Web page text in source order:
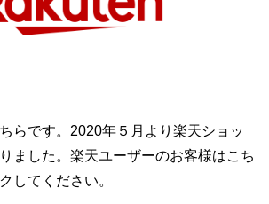
らです。2020年５月より楽天ショッ
ました。楽天ユーザーのお客様はこち
してください。